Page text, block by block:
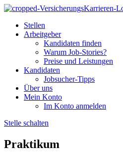
Stellen
Arbeitgeber
Kandidaten finden
Warum Job-Stories?
Preise und Leistungen
Kandidaten
Jobsucher-Tipps
Über uns
Mein Konto
Im Konto anmelden
Stelle schalten
Praktikum